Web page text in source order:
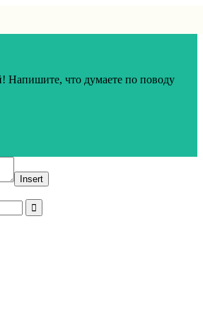
Напишите, что думаете по поводу
Insert